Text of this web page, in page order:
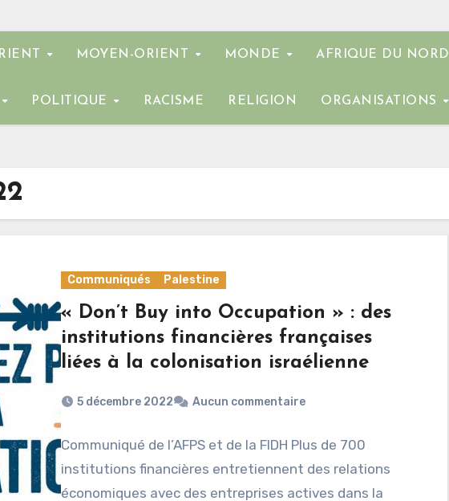
MOYEN-ORIENT MONDE AFRIQUE DU NORD
POLITIQUE RACISME RELIGION ORGANISATIONS
Communiqués Palestine
« Don’t Buy into Occupation » : des
institutions financières françaises
liées à la colonisation israélienne
5 décembre 2022 Aucun commentaire
Communiqué de l’AFPS et de la FIDH Plus de 700
institutions financières entretiennent des relations
économiques avec des entreprises actives dans la